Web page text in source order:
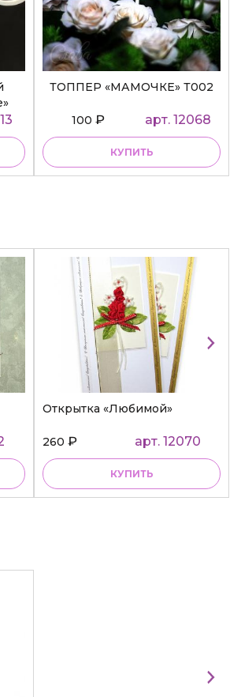
ТОППЕР «МАМОЧКЕ» Т002
100₽ арт. 12068
КУПИТЬ
Открытка «Любимой»
260₽ арт. 12070
КУПИТЬ